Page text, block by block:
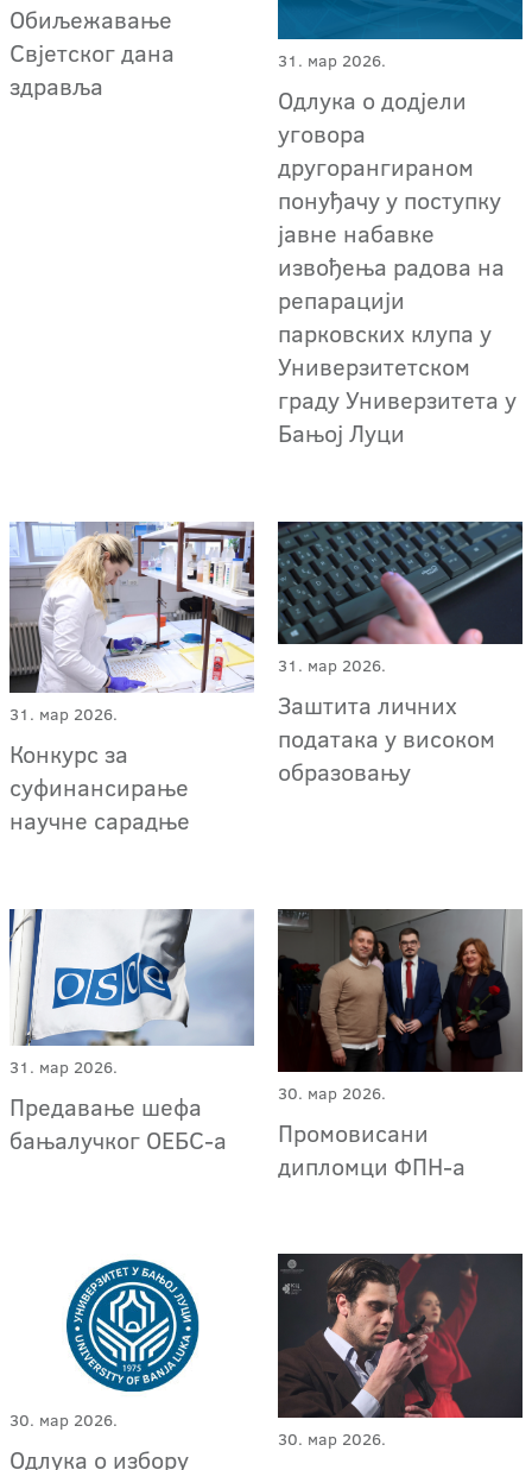
Обиљежавање
Свјетског дана
здравља
31. мар 2026.
Одлука о додјели
уговора
другорангираном
понуђачу у поступку
јавне набавке
извођења радова на
репарацији
парковских клупа у
Универзитетском
граду Универзитета у
Бањој Луци
31. мар 2026.
Конкурс за
суфинансирање
научне сарадње
31. мар 2026.
Заштита личних
података у високом
образовању
31. мар 2026.
Предавање шефа
бањалучког ОЕБС-а
30. мар 2026.
Промовисани
дипломци ФПН-а
30. мар 2026.
Одлука о избору
30. мар 2026.